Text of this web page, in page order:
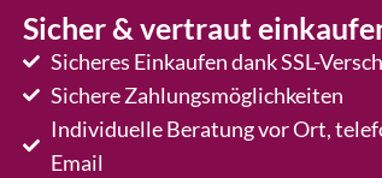
Sicher & vertraut
Sicheres Einkaufen dank SSL-
Sichere Zahlungsmöglichkeiten
Individuelle Beratung vor Ort,
Email